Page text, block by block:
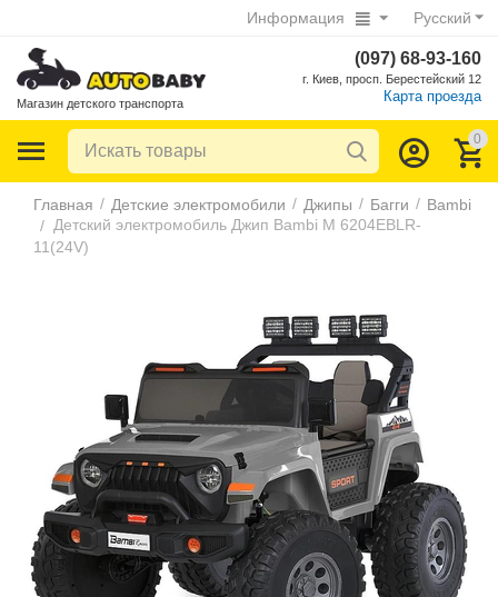
Русский
Информация
Магазин детского транспорта
(097) 68-93-160
г. Киев, просп. Берестейский 12
Карта проезда
0
Главная / Детские электромобили / Джипы / Багги / Bambi
/ Детский электромобиль Джип Bambi M 6204EBLR-
11(24V)